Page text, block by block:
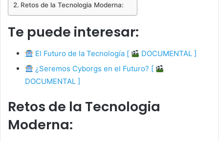
Retos de la Tecnologia Moderna:
Te puede interesar:
El Futuro de la Tecnología [
DOCUMENTAL ]
¿Seremos Cyborgs en el Futuro? [
DOCUMENTAL ]
Retos de la Tecnologia
Moderna: